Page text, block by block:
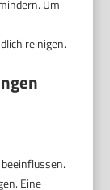
Um
reinigen.
Eine